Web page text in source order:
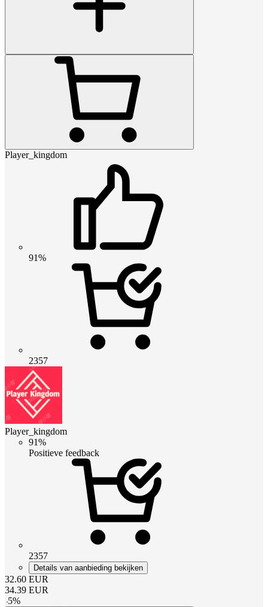
Player_kingdom
91%
2357
Player_kingdom
91%
Positieve feedback
2357
Details van aanbieding bekijken
32.60 EUR
34.39 EUR
-5%